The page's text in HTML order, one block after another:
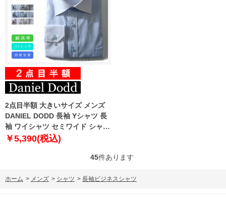
2点目半額 大きいサイズ メンズ
DANIEL DODD 長袖 Yシャツ 長
袖 ワイシャツ セミワイド シャツ
形態安定 d274az102
￥5,390(税込)
45件あります
ホーム > メンズ > シャツ > 長袖ビジネスシャツ